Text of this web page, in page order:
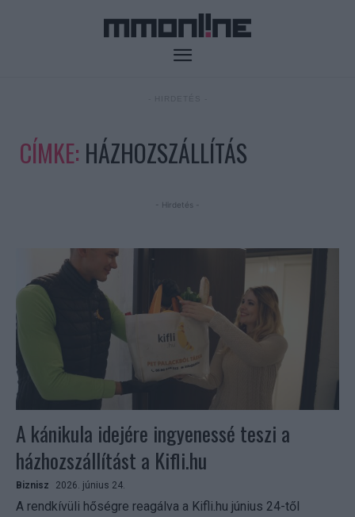
CÍMKE: HÁZHOZSZÁLLÍTÁS
- Hirdetés -
A kánikula idejére ingyenessé teszi a
házhozszállítást a Kifli.hu
Biznisz 2026. június 24.
A rendkívüli hőségre reagálva a Kifli.hu június 24-től